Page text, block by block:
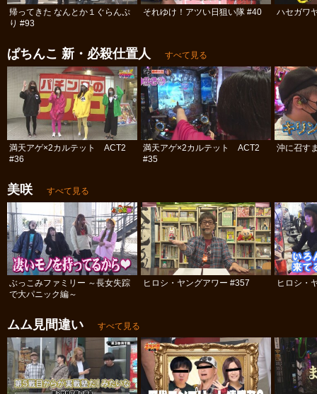
帰ってきた なんとか１ぐらんぷ
り #93
それゆけ！アツい日狙い隊 #40 ハセガワ
ぱちんこ 新・必殺仕置人 すべて見る
満天アゲ×2カルテット ACT2
#36
満天アゲ×2カルテット ACT2
#35
沖に召す
美咲 すべて見る
ぶっこみファミリー ～長女失踪
で大パニック編～
ヒロシ・ヤングアワー #357 ヒロシ・
ムム見間違い すべて見る